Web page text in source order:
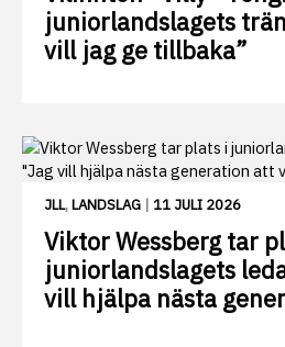
juniorlandslagets
vill jag ge tillbaka”
JLL,LANDSLAG 11 JULI 2026
Viktor Wessberg tar
juniorlandslagets
vill hjälpa nästa